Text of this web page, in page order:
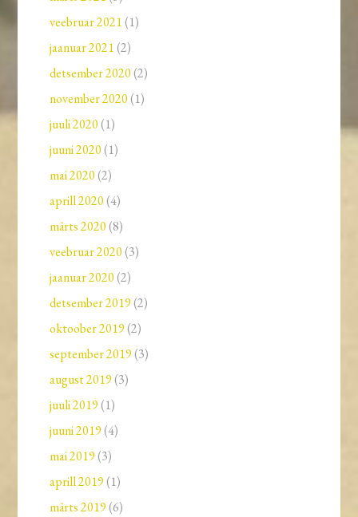
veebruar 2021 (1)
jaanuar 2021 (2)
detsember 2020 (2)
november 2020 (1)
juuli 2020 (1)
juuni 2020 (1)
mai 2020 (2)
aprill 2020 (4)
märts 2020 (8)
veebruar 2020 (3)
jaanuar 2020 (2)
detsember 2019 (2)
oktoober 2019 (2)
september 2019 (3)
august 2019 (3)
juuli 2019 (1)
juuni 2019 (4)
mai 2019 (3)
aprill 2019 (1)
märts 2019 (6)